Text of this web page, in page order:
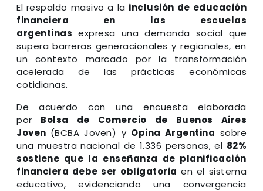
El respaldo masivo a la inclusión de educación
financiera en las escuelas
argentinas expresa una demanda social que
supera barreras generacionales y regionales, en
un contexto marcado por la transformación
acelerada de las prácticas económicas
cotidianas.
De acuerdo con una encuesta elaborada
por Bolsa de Comercio de Buenos Aires
Joven (BCBA Joven) y Opina Argentina sobre
una muestra nacional de 1.336 personas, el 82%
sostiene que la enseñanza de planificación
financiera debe ser obligatoria en el sistema
educativo, evidenciando una convergencia